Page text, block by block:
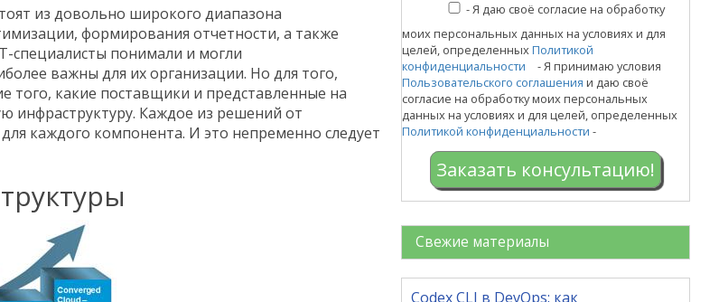
из довольно широкого диапазона
формирования отчетности, а также
специалисты понимали и могли
важны для их организации. Но для того,
того, какие поставщики и представленные на
инфраструктуру. Каждое из решений от
каждого компонента. И это непременно следует
-Я даю своё согласие на обработку
моих персональных данных на условиях и для
целей, определенныхПолитикой
конфиденциальности
- Я принимаю условия
Пользовательского соглашения и даю своё
согласие на обработку моих персональных
данных на условиях и для целей, определенных
Политикой конфиденциальности -
Заказать консультацию!
Свежие материалы
Codex CLI в DevOps: как